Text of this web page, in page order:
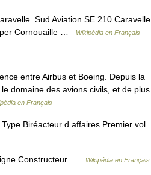
Sud Aviation SE 210 Caravelle
Cornouaille …
Wikipédia en Français
entre Airbus et Boeing. Depuis la
domaine des avions civils, et de plus
en Français
Biréacteur d affaires Premier vol
Constructeur … Wikipédia en Français